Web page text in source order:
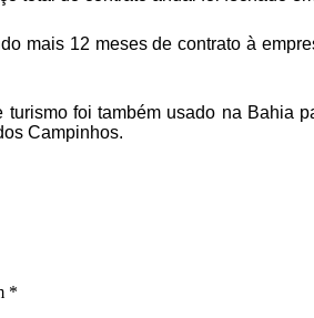
mais 12 meses de contrato à
foi também usado na Bahia
Campinhos.
*